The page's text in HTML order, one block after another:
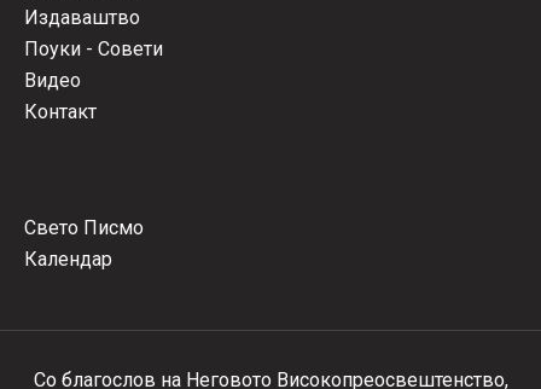
Издаваштво
Поуки - Совети
Видео
Контакт
Свето Писмо
Календар
Со благослов на Неговото Високопреосвештенство,